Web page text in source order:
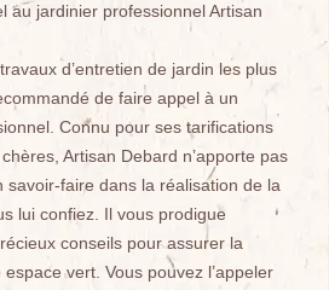
au jardinier professionnel Artisan
d’entretien de jardin les plus
de faire appel à un
Connu pour ses tarifications
Artisan Debard n’apporte pas
savoir-faire dans la réalisation de la
lui confiez. Il vous prodigue
conseils pour assurer la
vert. Vous pouvez l’appeler